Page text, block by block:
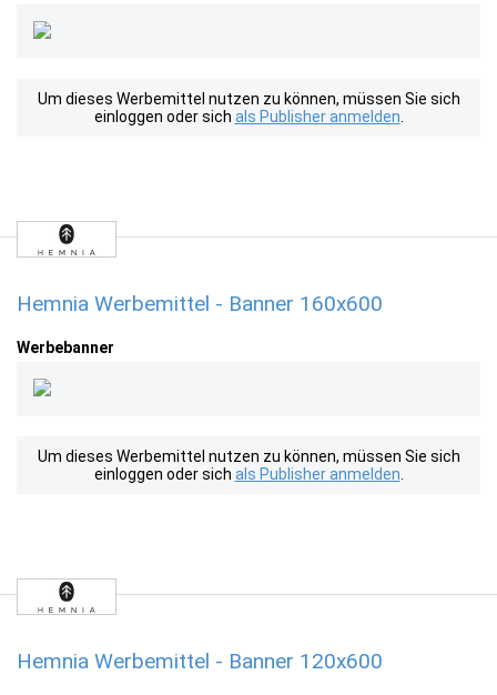
Um dieses Werbemittel nutzen zu können, müssen Sie sich
einloggen oder sich als Publisher anmelden
Hemnia Werbemittel - Banner 160x600
Werbebanner
Um dieses Werbemittel nutzen zu können, müssen Sie sich
einloggen oder sich als Publisher anmelden
Hemnia Werbemittel - Banner 120x600